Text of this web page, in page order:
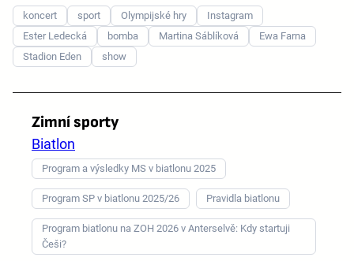
koncert sport Olympijské hry
Instagram
Ester Ledecká
bomba Martina Sáblíková
Ewa Farna
Stadion Eden
show
Zimní sporty
Biatlon
Program a výsledky MS v biatlonu 2025
Program SP v biatlonu 2025/26 Pravidla biatlonu
Program biatlonu na ZOH 2026 v Anterselvě: Kdy startuji
Češi?